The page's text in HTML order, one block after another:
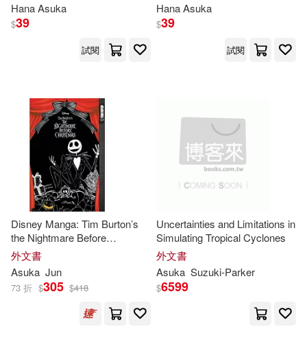
HanaAsuka
$39
試閱
HanaAsuka
$39
試閱
Disney Manga: Tim Burton’s
the Nightmare Before
Christmas
外文書
Asuka Jun
73 折 $305 $418
Uncertainties and Limitations in
Simulating Tropical Cyclones
外文書
Asuka Suzuki-Parker
$6599